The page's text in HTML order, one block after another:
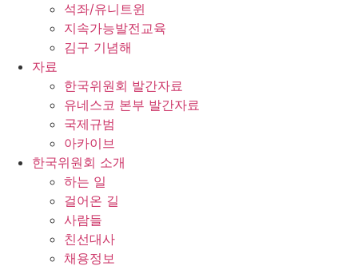
석좌/유니트윈
지속가능발전교육
김구 기념해
자료
한국위원회 발간자료
유네스코 본부 발간자료
국제규범
아카이브
한국위원회 소개
하는 일
걸어온 길
사람들
친선대사
채용정보